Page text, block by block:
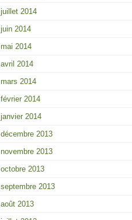
juillet 2014
juin 2014
mai 2014
avril 2014
mars 2014
février 2014
janvier 2014
décembre 2013
novembre 2013
octobre 2013
septembre 2013
août 2013